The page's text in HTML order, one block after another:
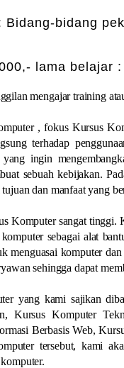
Bidang-bidang
lama belajar
mengajar training
, fokus Kursus
terhadap
ingin
sebuah kebijakan.
dan manfaat yang
Komputer sangat tinggi.
sebagai alat
menguasai komputer
sehingga dapat
yang kami sajikan
Kursus Komputer
Berbasis Web,
tersebut, kami